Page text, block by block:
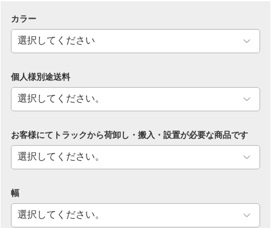
カラー
個人様別途送料
お客様にてトラックから荷卸し・搬入・設置が必要な商品です
幅